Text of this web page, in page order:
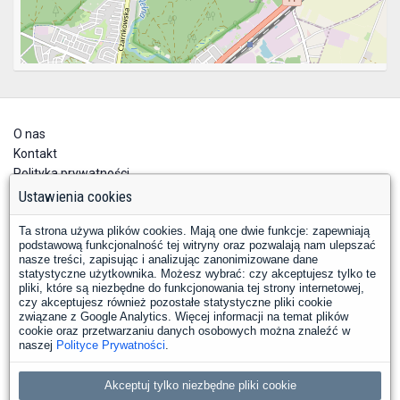
O nas
Kontakt
Polityka prywatności
Deklaracja dostępności
FacebookLinkedIn
X InstagramYouTube
Copyright © 2026 PKP Polskie Linie Kolejowe S.A.
Ustawienia cookies
Ta strona używa plików cookies. Mają one dwie funkcje: zapewniają
podstawową funkcjonalność tej witryny oraz pozwalają nam ulepszać
nasze treści, zapisując i analizując zanonimizowane dane
statystyczne użytkownika. Możesz wybrać: czy akceptujesz tylko te
pliki, które są niezbędne do funkcjonowania tej strony internetowej,
czy akceptujesz również pozostałe statystyczne pliki cookie
związane z Google Analytics. Więcej informacji na temat plików
cookie oraz przetwarzaniu danych osobowych można znaleźć w
naszej Polityce Prywatności.
Akceptuj tylko niezbędne pliki cookie